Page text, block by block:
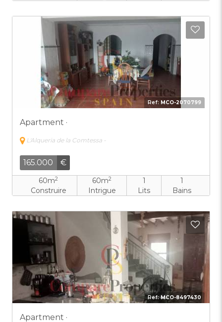
Ref: MCO-2070799
Apartment ·
L'Alqueria de la Comtessa -
165.000 €
60m2
Construire
60m2
Intrigue
1
Lits
1
Bains
Ref:MCO-8497430
Apartment ·